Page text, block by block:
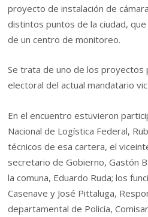
proyecto de instalación de
distintos puntos de la ciudad,
de un centro de monitoreo.
Se trata de uno de los proyectos
electoral del actual mandatario
En el encuentro estuvieron
Nacional de Logística Federal,
técnicos de esa cartera, el
secretario de Gobierno, Gastón
la comuna, Eduardo Ruda; los
Casenave y José Pittaluga,
departamental de Policía,